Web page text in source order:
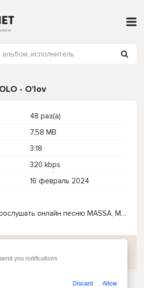
- O'lov
48 раз(а)
7.58 MB
3:18
320 kbps
16 февраль 2024
Чтобы прослушать онлайн песню MASSA, MUBINLOLO - O'lov нажмите на кнопку плей с светом зелений
you notifications
Discard Allow